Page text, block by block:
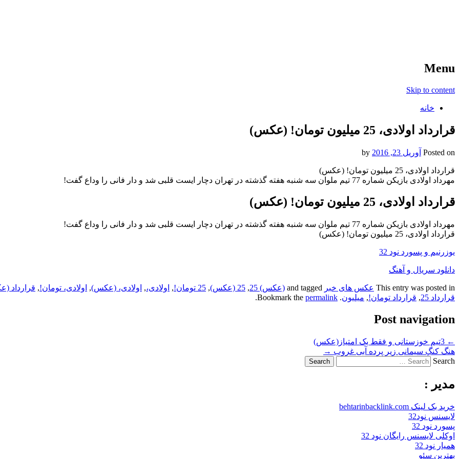
Menu
Skip to content
خانه
قرارداد اولادی، 25 میلیون تومان! (عکس)
Posted on آوریل 23, 2016
قرارداد اولادی، 25 میلیون تومان! (عکس)
مهرداد اولادی بازیکن شماره 77 تیم ملوان سه شنبه هفته گذشته در تهران دچار ایست قلبی شد و دار فانی را وداع گفت!
قرارداد اولادی، 25 میلیون تومان! (عکس)
مهرداد اولادی بازیکن شماره 77 تیم ملوان سه شنبه هفته گذشته در تهران دچار ایست قلبی شد و دار فانی را وداع گفت!
قرارداد اولادی، 25 میلیون تومان! (عکس)
یوزرنیم و پسورد نود 32
دانلود سریال و آهنگ
This entry was posted in عکس های خبر (عکس) 25 , 25 (عکس) , 25 تومان! , اولادی،, اولادی، (عکس), اولادی، تومان!, قرارداد
قرارداد 25
, قرارداد تومان!, میلیون. Bookmark the
permalink
.
Post navigation
←
هنگ کنگِ سیمانی زیر پرده آبی غروب →
Search
مدیر :
خرید بک لینک behtarinbacklink.com
لایسنس نود32
پسورد نود 32
اوکلی لایسنس رایگان نود 32
همیار نود 32
بهترین سئو